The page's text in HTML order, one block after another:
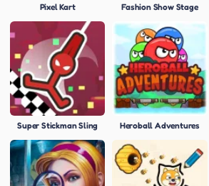
Pixel Kart Fashion Show Stage
Super Stickman Sling Heroball Adventures